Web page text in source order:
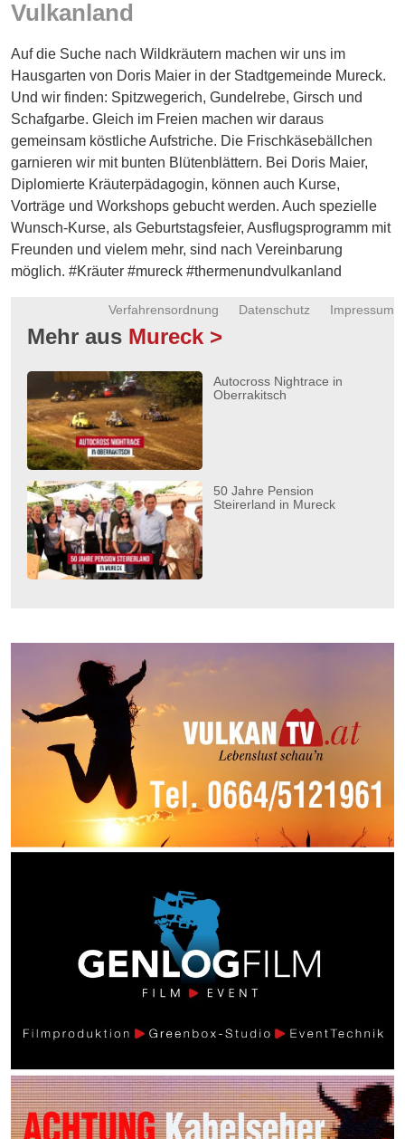
Energie
Schnöll
gfrogt
Zonen
Podcast
Vulkanland
Auf die Suche nach Wildkräutern machen wir uns im
Hausgarten von Doris Maier in der Stadtgemeinde Mureck.
Und wir finden: Spitzwegerich, Gundelrebe, Girsch und
Schafgarbe. Gleich im Freien machen wir daraus
gemeinsam köstliche Aufstriche. Die Frischkäsebällchen
garnieren wir mit bunten Blütenblättern. Bei Doris Maier,
Diplomierte Kräuterpädagogin, können auch Kurse,
Vorträge und Workshops gebucht werden. Auch spezielle
Wunsch-Kurse, als Geburtstagsfeier, Ausflugsprogramm mit
Freunden und vielem mehr, sind nach Vereinbarung
möglich. #Kräuter #mureck #thermenundvulkanland
Impressum
Datenschutz
Verfahrensordnung
Mehr aus Mureck >
Autocross Nightrace in
Oberrakitsch
50 Jahre Pension
Steirerland in Mureck